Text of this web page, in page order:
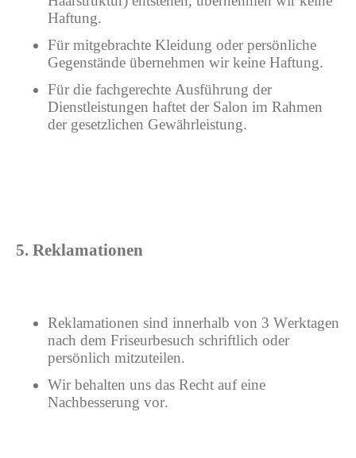
Haftung.
Für mitgebrachte Kleidung oder persönliche
Gegenstände übernehmen wir keine Haftung.
Für die fachgerechte Ausführung der
Dienstleistungen haftet der Salon im Rahmen
der gesetzlichen Gewährleistung.
5. Reklamationen
Reklamationen sind innerhalb von 3 Werktagen
nach dem Friseurbesuch schriftlich oder
persönlich mitzuteilen.
Wir behalten uns das Recht auf eine
Nachbesserung vor.